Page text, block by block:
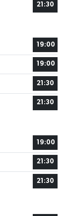
21:30
19:00
19:00
21:30
21:30
19:00
21:30
21:30